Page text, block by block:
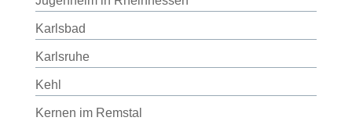
Karlsbad
Karlsruhe
Kehl
Kernen im Remstal